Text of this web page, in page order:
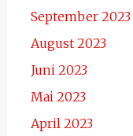
September 2023
August 2023
Juni 2023
Mai 2023
April 2023